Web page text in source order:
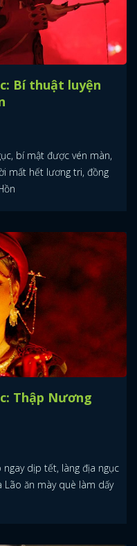
Bí thuật luyện
bí mật được vén màn,
mất hết lương tri, đồng
Thập Nương
dịp tết, làng địa ngục
Lão ăn mày què làm dấy